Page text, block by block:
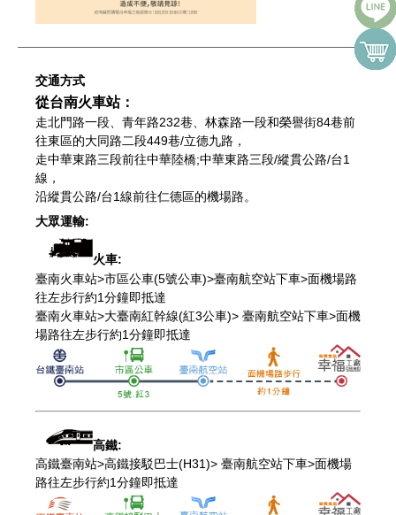
交通方式
從台南火車站：
走北門路一段、青年路232巷、林森路一段和榮譽街84巷前
往東區的大同路二段449巷/立德九路，
走中華東路三段前往中華陸橋;中華東路三段/縱貫公路/台1
線，
沿縱貫公路/台1線前往仁德區的機場路。
大眾運輸:
火車:
臺南火車站>市區公車(5號公車)>臺南航空站下車>面機場路
往左步行約1分鐘即抵達
臺南火車站>大臺南紅幹線(紅3公車)> 臺南航空站下車>面機
場路往左步行約1分鐘即抵達
高鐵:
高鐵臺南站>高鐵接駁巴士(H31)> 臺南航空站下車>面機場
路往左步行約1分鐘即抵達